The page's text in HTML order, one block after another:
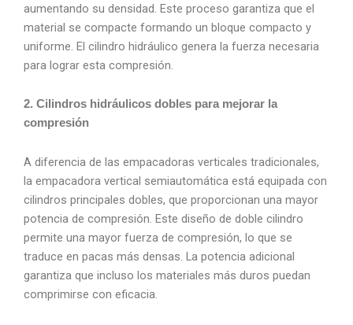
aumentando su densidad. Este proceso garantiza que el
material se compacte formando un bloque compacto y
uniforme. El cilindro hidráulico genera la fuerza necesaria
para lograr esta compresión.
2. Cilindros hidráulicos dobles para mejorar la
compresión
A diferencia de las empacadoras verticales tradicionales,
la empacadora vertical semiautomática está equipada con
cilindros principales dobles, que proporcionan una mayor
potencia de compresión. Este diseño de doble cilindro
permite una mayor fuerza de compresión, lo que se
traduce en pacas más densas. La potencia adicional
garantiza que incluso los materiales más duros puedan
comprimirse con eficacia.